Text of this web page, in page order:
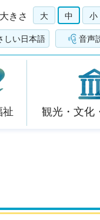
きさ 大 中 小
しい日本語 音声
祉 観光・文化